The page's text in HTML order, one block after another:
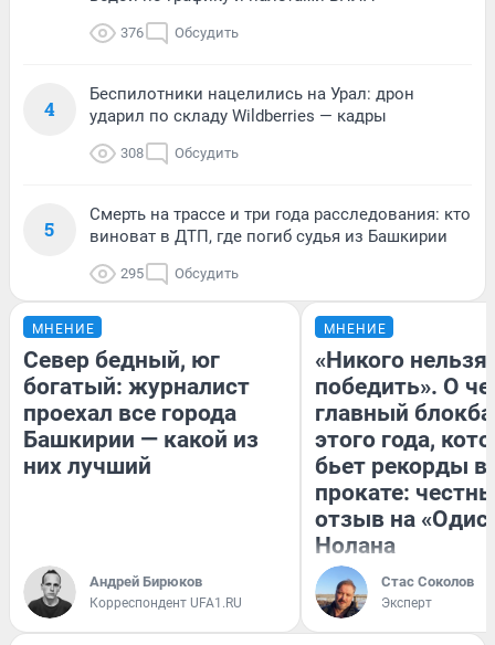
376 Обсудить
4
Беспилотники нацелились на Урал: дрон
ударил по складу Wildberries — кадры
308 Обсудить
5
Смерть на трассе и три года расследования: кто
виноват в ДТП, где погиб судья из Башкирии
295 Обсудить
МНЕНИЕ
Север бедный, юг
богатый: журналист
проехал все города
Башкирии — какой из
них лучший
Андрей Бирюков
Корреспондент UFA1.RU
МНЕНИЕ
«Никого нельзя
победить». О
главный
этого года,
бьет рекорды в
прокате:
отзыв на
Нолана
Стас Соколов
Эксперт